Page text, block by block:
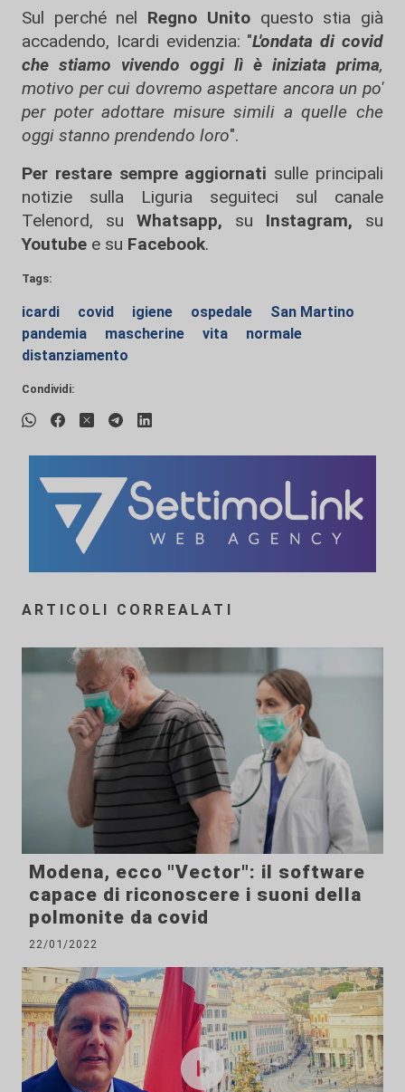
Sul perché nel Regno Unitoquesto stia già
accadendo, Icardi evidenzia: "L'ondata di covid
che stiamo vivendo oggi lì è iniziata prima,
motivo per cui dovremo aspettare ancora un po'
per poter adottare misure simili a quelle che
oggi stanno prendendo loro".
Per restare sempre aggiornati sulle principali
notizie sulla Liguria seguiteci sul canale
Telenord, su
Whatsapp, su Instagram, su
Youtube e su Facebook.
Tags:
icardi covid igiene ospedale
San Martino
pandemia
mascherine vita
normale
distanziamento
Condividi:
ARTICOLI CORREALATI
Modena, ecco "Vector": il software
capace di riconoscere i suoni della
polmonite da covid
22/01/2022